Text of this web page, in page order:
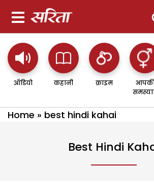
ऑडियो कहानी क्राइम
Home » best hindi kahai
Best Hindi